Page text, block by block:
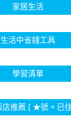
家居生活
生活中省錢工具
學習清單
店推薦 [ ★號 = 已